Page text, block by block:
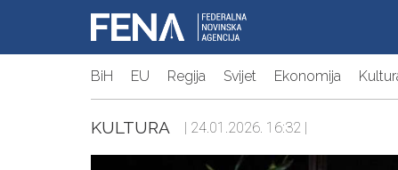
BiH EU Regija Svijet Ekonomija
KULTURA | 24.01.2026. 16:32 |